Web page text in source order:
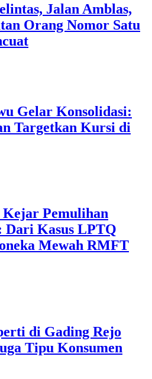
Jalan Amblas,
Orang Nomor Satu
Gelar Konsolidasi:
Targetkan Kursi di
Pemulihan
Dari Kasus LPTQ
Mewah RMFT
di Gading Rejo
Tipu Konsumen